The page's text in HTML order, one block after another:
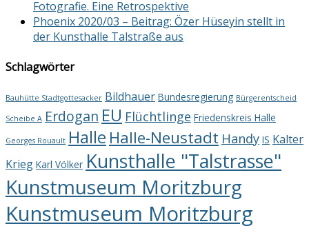
Fotografie. Eine Retrospektive
Phoenix 2020/03 – Beitrag: Özer Hüseyin stellt in
der Kunsthalle Talstraße aus
Schlagwörter
Bauhütte Stadtgottesacker Bildhauer Bundesregierung Bürgerentscheid
Scheibe A Erdogan EU Flüchtlinge Friedenskreis Halle
Georges Rouault Halle Halle-Neustadt Handy IS Kalter
Krieg Karl Völker Kunsthalle "Talstrasse"
Kunstmuseum Moritzburg
Kunstmuseum Moritzburg